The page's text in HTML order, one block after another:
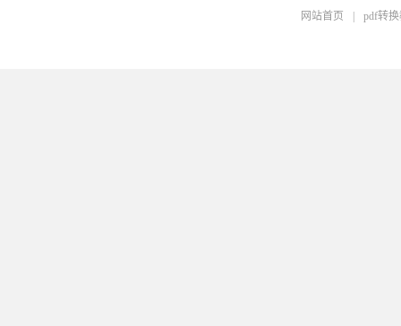
网站首页 pdf转